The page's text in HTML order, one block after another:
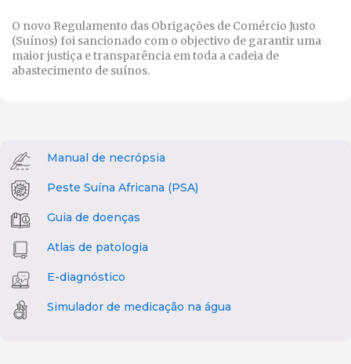
O novo Regulamento das Obrigações de Comércio Justo
(Suínos) foi sancionado com o objectivo de garantir uma
maior justiça e transparência em toda a cadeia de
abastecimento de suínos.
Manual de necrópsia
Peste Suína Africana (PSA)
Guia de doenças
Atlas de patologia
E-diagnóstico
Simulador de medicação na água